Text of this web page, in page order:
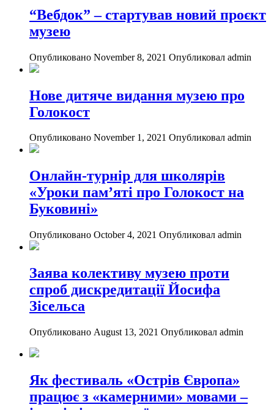
“Вебдок” – стартував новий проєкт
музею
Опубликовано November 8, 2021 Опубликовал admin
Нове дитяче видання музею про
Голокост
Опубликовано November 1, 2021 Опубликовал admin
Онлайн-турнір для школярів
«Уроки пам’яті про Голокост на
Буковині»
Опубликовано October 4, 2021 Опубликовал admin
Заява колективу музею проти
спроб дискредитації Йосифа
Зісельса
Опубликовано August 13, 2021 Опубликовал admin
Як фестиваль «Острів Європа»
працює з «камерними» мовами –